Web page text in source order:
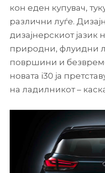
кон еден купувач,
различни луѓе.
дизајнерскиот јазик
природни, флуидни
површини и
новата i30 ја
на ладилникот –